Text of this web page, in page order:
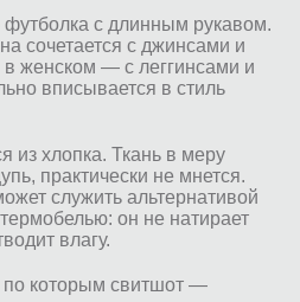
с длинным рукавом.
сочетается с джинсами и
женском — с леггинсами и
вписывается в стиль
из хлопка. Ткань в меру
практически не мнется.
служить альтернативой
он не натирает
влагу.
по которым свитшот —